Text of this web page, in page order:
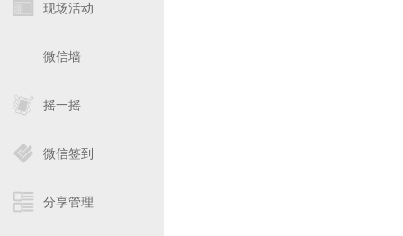
现场活动
微信墙
摇一摇
微信签到
分享管理